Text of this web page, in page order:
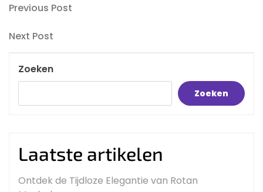
Bericht
navigatie
Previous
Previous Post
Next
Next Post
Zoeken
Zoeken
Laatste artikelen
Ontdek de Tijdloze Elegantie van Rotan